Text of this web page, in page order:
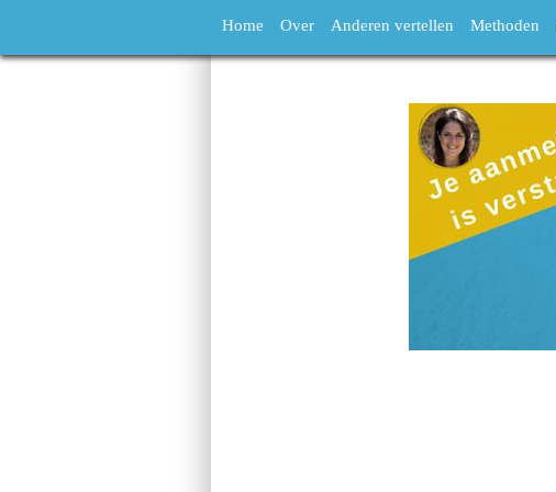
Home Over Anderen vertellen Methoden